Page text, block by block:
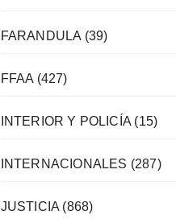
FARANDULA (39)
FFAA (427)
INTERIOR Y POLICÍA (15)
INTERNACIONALES (287)
JUSTICIA (868)